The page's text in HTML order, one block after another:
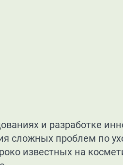
и разработке
сложных проблем по
известных на